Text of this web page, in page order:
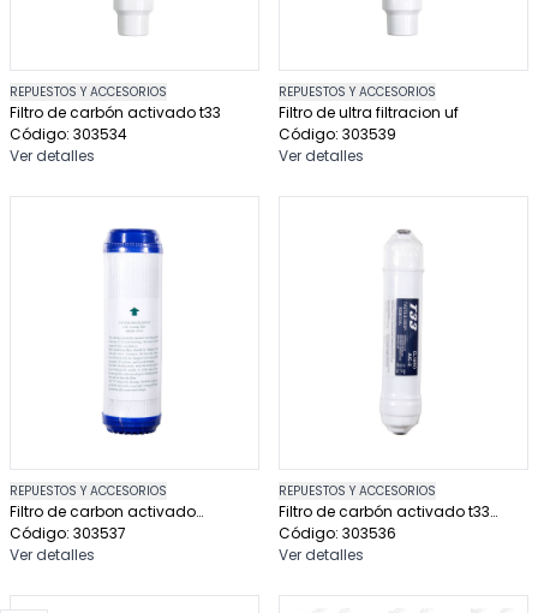
REPUESTOS Y ACCESORIOS
Filtro de carbón activado t33
Código: 303534
Ver detalles
REPUESTOS Y ACCESORIOS
Filtro de ultra filtracion uf
Código: 303539
Ver detalles
REPUESTOS Y ACCESORIOS
Filtro de carbon activado
granulado
Código: 303537
Ver detalles
REPUESTOS Y ACCESORIOS
Filtro de carbón activado t33
osmosis inversa
Código: 303536
Ver detalles